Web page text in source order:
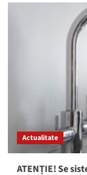
Actualitate
ATENȚIE! Se